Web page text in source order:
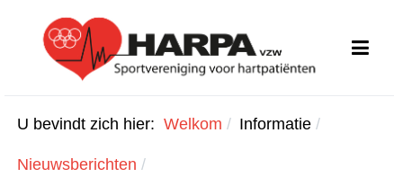
U bevindt zich hier: Welkom Informatie
Nieuwsberichten